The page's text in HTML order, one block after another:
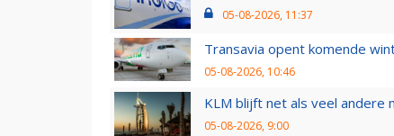
05-08-2026, 11:37
Transavia opent komende
05-08-2026, 10:46
KLM blijft net als veel andere
05-08-2026, 9:00